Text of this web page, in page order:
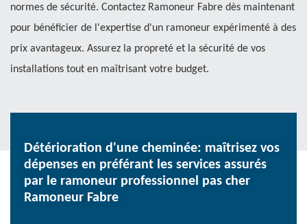
normes de sécurité. Contactez Ramoneur Fabre dès maintenant
pour bénéficier de l'expertise d'un ramoneur expérimenté à des
prix avantageux. Assurez la propreté et la sécurité de vos
installations tout en maîtrisant votre budget.
Détérioration d'une cheminée: maîtrisez vos
dépenses en préférant les services assurés
par le ramoneur professionnel pas cher
Ramoneur Fabre